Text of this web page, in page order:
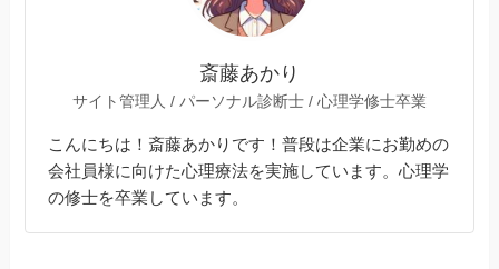
斎藤あかり
サイト管理人 / パーソナル診断士 / 心理学修士卒業
こんにちは！斎藤あかりです！普段は企業にお勤めの
会社員様に向けた心理療法を実施しています。心理学
の修士を卒業しています。